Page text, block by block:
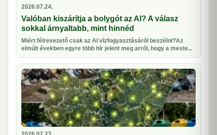
2026.07.24.
Valóban kiszárítja a bolygót az AI? A válasz
sokkal árnyaltabb, mint hinnéd
Miért félrevezető csak az AI vízfogyasztásáról beszélni?Az
elmúlt években egyre több hír jelent meg arról, hogy a meste...